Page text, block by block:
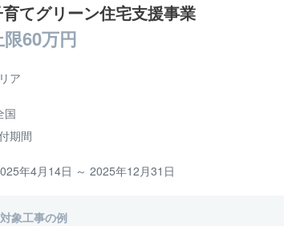
てグリーン住宅支援事業
60万円
ア
国
期間
年4月14日 ～ 2025年12月31日
対象工事の例